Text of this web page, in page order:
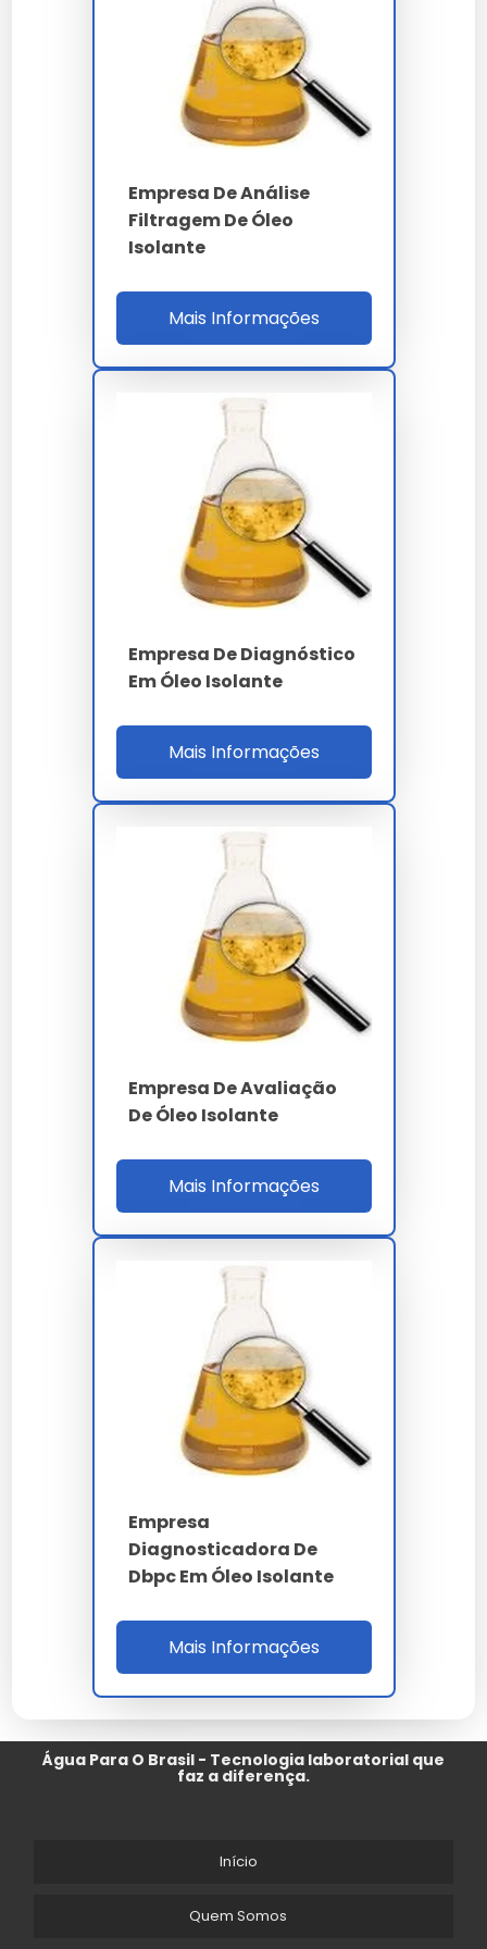
(D1/D2), antecipando falhas catastróficas em
O teor de DBPC (2,6-di-terc-butil-paracresol)
por cromatografia líquida HPLC quantifica o
antioxidante residual na faixa 0.08-0.40% m/m,
reposição de DBPC estende o MTBF do
transformador de potência em até 15 anos,
postergando a troca integral do óleo (custo
- 25 MVA).
A avaliação de teor de clorados (PCB/ascaréis)
por GC-ECD com coluna DB-5 de 30 m segue
USEPA 8082A e NBR 13882, com limite de
da Resolução CONAMA 420/2009. O diagnóstico
evita passivo ambiental e contaminação
cruzada, exigência da Lei 12.305/2010 (PNRS) e
Convenção de Estocolmo sobre POPs.
PARÂMETRO ESPECIFICAÇÃO
mm (NBR IEC 60156)
(Karl Fischer)
tan-delta a 90 ºC
inferior a 0.10
Clorados PCB
inferior a 50 mg/kg
(USEPA 8082A)
7 gases - LD inferior a
Diagnóstico
Duval - Rogers - IEC
Óleo vegetal FR3
ponto de fulgor
superior a 315 ºC
NBR 10576 - NBR 10710
Empresa De Análise
Filtragem De Óleo
Isolante
Mais Informações
Empresa De Diagnóstico
Em Óleo Isolante
Mais Informações
Empresa De Avaliação
De Óleo Isolante
Mais Informações
Empresa
Diagnosticadora De
Dbpc Em Óleo Isolante
Mais Informações
Água Para O Brasil - Tecnologia laboratorial que
faz a diferença.
Início
Quem Somos